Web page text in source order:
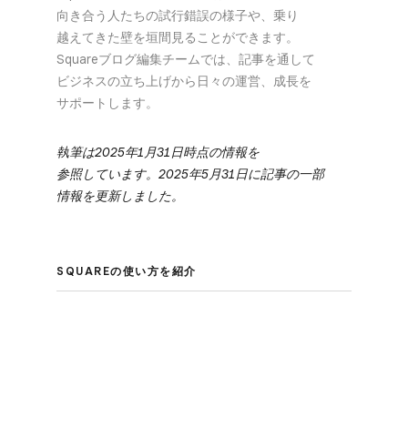
向き合う​人たちの​試行錯誤の​様子や、​乗り​
越えてきた壁を​垣間見る​ことができます。​
Squareブログ編集チームでは、​記事を​通して​
ビジネスの​立ち上げから​日々の​運営、​成長を​
サポートします。
執筆は​2025年1月31日時点の​情報を​
参照しています。​2025年5月31日に​​記事の​​一部​
情報を​​更新しました。
SQUAREの​使い方を​紹介